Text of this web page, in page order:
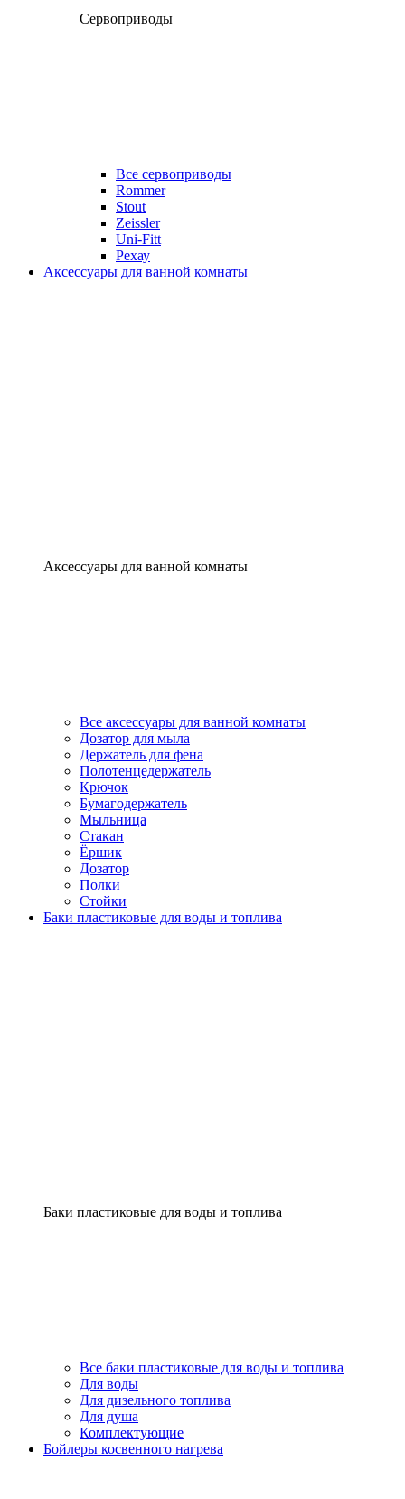
Сервоприводы
Все сервоприводы
Rommer
Stout
Zeissler
Uni-Fitt
Рехау
Аксессуары для ванной комнаты
Аксессуары для ванной комнаты
Все аксессуары для ванной комнаты
Дозатор для мыла
Держатель для фена
Полотенцедержатель
Крючок
Бумагодержатель
Мыльница
Стакан
Ёршик
Дозатор
Полки
Стойки
Баки пластиковые для воды и топлива
Баки пластиковые для воды и топлива
Все баки пластиковые для воды и топлива
Для воды
Для дизельного топлива
Для душа
Комплектующие
Бойлеры косвенного нагрева